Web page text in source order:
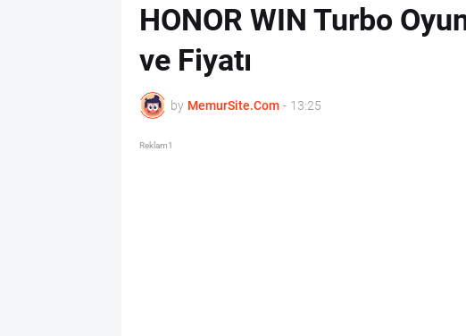
HONOR WIN Turbo
ve Fiyatı
by MemurSite.Com - 13:25
Reklam1